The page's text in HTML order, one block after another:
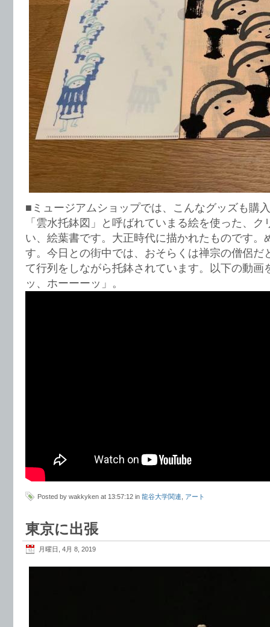
■ミュージアムショップでは、こんなグッズも購
「雲水托鉢図」と呼ばれていまる絵を使った、
い、絵葉書です。大正時代に描かれたものです。
す。今日との街中では、おそらくは禅宗の僧侶だ
て行列をしながら托鉢されています。以下の動画
ッ、ホーーーッ」。
Posted by wakkyken at 13:57:12 in 龍谷大学関連, アート
東京に出張
月曜日, 4月 8, 2019